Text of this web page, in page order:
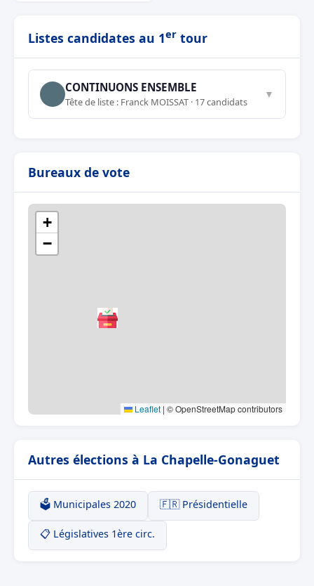
Listes candidates au 1er tour
CONTINUONS ENSEMBLE
Tête de liste : Franck MOISSAT · 17 candidats
▼
Bureaux de vote
+
−
Leaflet | © OpenStreetMap contributors
Autres élections à La Chapelle-Gonaguet
🗳️ Municipales 2020 🇫🇷 Présidentielle
📋 Législatives 1ère circ.